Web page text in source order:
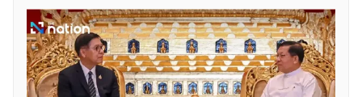
® Cấm sao chép dưới mọi hình thức nếu không có sự chấp
thuận bằng văn bản. Ghi rõ nguồn VTV.vn khi phát hành lại